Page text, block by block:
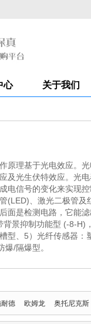
订
心 关于我们
原理基于光电效应。
及光生伏特效应。光
电信号的变化来实现
、激光二极管
面是检测电路，它能
景抑制功能型 (-8-
型、5）光纤传感器
/隔爆型。
德 欧姆龙 奥托尼克斯